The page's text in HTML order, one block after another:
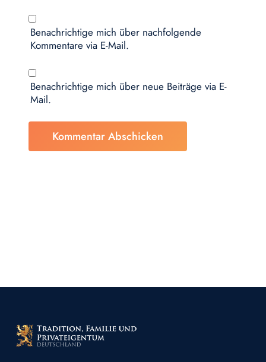
Benachrichtige mich über nachfolgende
Kommentare via E-Mail.
Benachrichtige mich über neue Beiträge via E-
Mail.